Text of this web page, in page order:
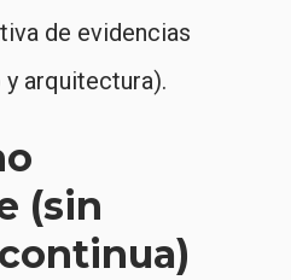
de evidencias
arquitectura).
(sin